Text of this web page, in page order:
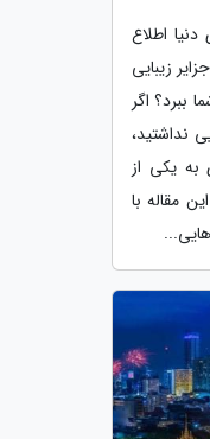
اطلاع
زیبایی
ببرد؟ اگر
نداشتید،
به یکی از
مقاله با